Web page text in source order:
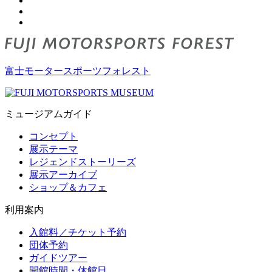
富士モータースポーツフォレスト
ミュージアムガイド
コンセプト
展示テーマ
レジェンドストーリーズ
展示アーカイブ
ショップ＆カフェ
利用案内
入館料／チケット予約
団体予約
ガイドツアー